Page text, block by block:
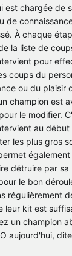
est chargée de
de
À chaque
la liste de
pour
coups du
ou du plaisir
champion est
le modifier.
au
les plus gros
détruire par
le bon
régulièrement
leur kit est
un champion
aujourd'hui,